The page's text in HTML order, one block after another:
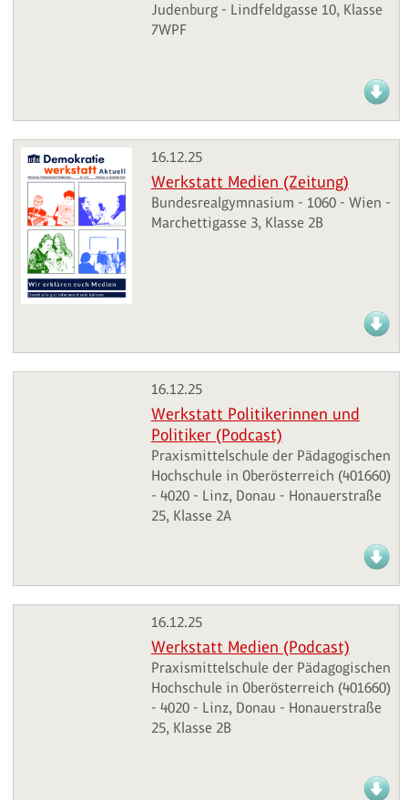
Judenburg - Lindfeldgasse 10, Klasse
7WPF
16.12.25
Werkstatt Medien (Zeitung)
Bundesrealgymnasium - 1060 - Wien -
Marchettigasse 3, Klasse 2B
16.12.25
Werkstatt Politikerinnen und
Politiker (Podcast)
Praxismittelschule der Pädagogischen
Hochschule in Oberösterreich (401660)
- 4020 - Linz, Donau - Honauerstraße
25, Klasse 2A
16.12.25
Werkstatt Medien (Podcast)
Praxismittelschule der Pädagogischen
Hochschule in Oberösterreich (401660)
- 4020 - Linz, Donau - Honauerstraße
25, Klasse 2B